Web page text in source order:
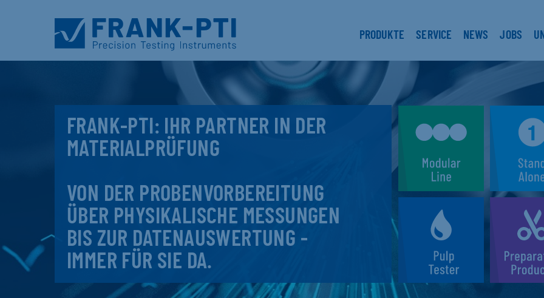
PRODUKTE SERVICE NEWS JOBS
FRANK-PTI: IHR PARTNER IN DER
MATERIALPRÜFUNG
VON DER PROBENVORBEREITUNG
ÜBER PHYSIKALISCHE MESSUNGEN
BIS ZUR DATENAUSWERTUNG -
IMMER FÜR SIE DA.